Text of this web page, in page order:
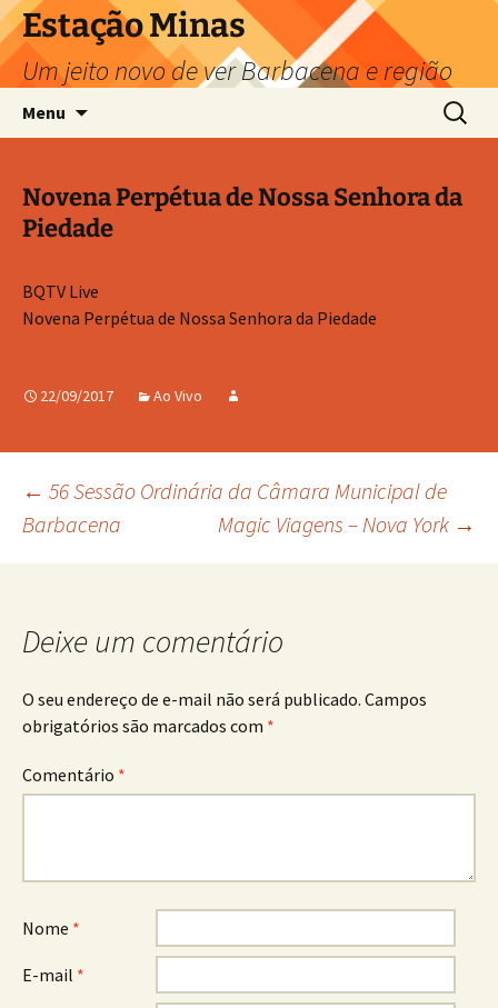
Pular
para
o
conteúdo
Estação Minas
Um jeito novo de ver Barbacena e região
Menu
por:
Novena Perpétua de Nossa Senhora da
Piedade
BQTV Live
Novena Perpétua de Nossa Senhora da Piedade
22/09/2017 Ao Vivo
Navegação
de
posts
← 56 Sessão Ordinária da Câmara Municipal de
Barbacena
Magic Viagens – Nova York →
Deixe um comentário
O seu endereço de e-mail não será publicado. Campos
obrigatórios são marcados com *
Comentário *
Nome *
E-mail *